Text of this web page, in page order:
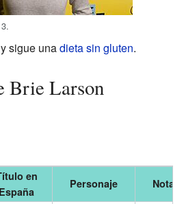
y sigue unadieta sin gluten.
Brie Larson
en
España
Personaje Notas